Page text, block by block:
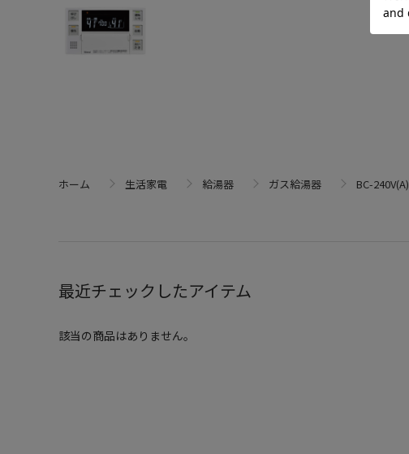
ホーム 生活家電 給湯器 ガス給湯器 BC-240V(A)
最近チェックしたアイテム
該当の商品はありません。